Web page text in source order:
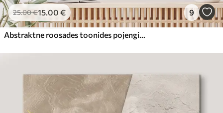
25.00€15.00 € 9
Abstraktne roosades toonides pojengide kimp